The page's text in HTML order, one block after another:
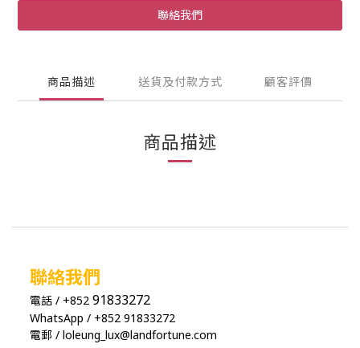
聯絡我們
商品描述 送貨及付款方式 顧客評價
商品描述
聯絡我們
電話 / +852 91833272
WhatsApp / +852 91833272
電郵 / loleung_lux@landfortune.com